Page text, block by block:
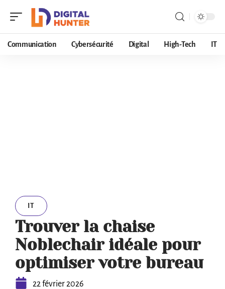
Communication Cybersécurité Digital High-Tech IT
IT
Trouver la chaise
Noblechair idéale pour
optimiser votre bureau
22 février 2026